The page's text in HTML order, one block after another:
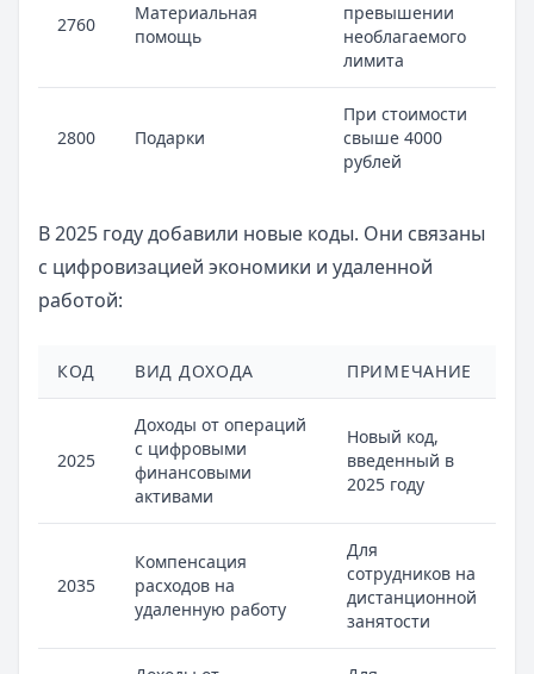
2760
Материальная
помощь
превышении
необлагаемого
лимита
2800 Подарки
При стоимости
свыше 4000
рублей
В 2025 году добавили новые коды. Они связаны
с цифровизацией экономики и удаленной
работой:
КОД ВИД ДОХОДА ПРИМЕЧАНИЕ
2025
Доходы от операций
с цифровыми
финансовыми
активами
Новый код,
введенный в
2025 году
2035
Компенсация
расходов на
удаленную работу
Для
сотрудников на
дистанционной
занятости